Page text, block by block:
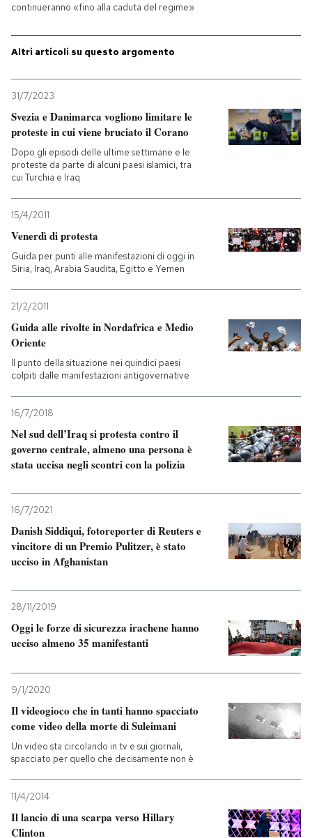
continueranno «fino alla caduta del regime»
Altri articoli su questo argomento
31/7/2023
Svezia e Danimarca vogliono limitare le
proteste in cui viene bruciato il Corano
Dopo gli episodi delle ultime settimane e le
proteste da parte di alcuni paesi islamici, tra
cui Turchia e Iraq
15/4/2011
Venerdì di protesta
Guida per punti alle manifestazioni di oggi in
Siria, Iraq, Arabia Saudita, Egitto e Yemen
21/2/2011
Guida alle rivolte in Nordafrica e Medio
Oriente
Il punto della situazione nei quindici paesi
colpiti dalle manifestazioni antigovernative
16/7/2018
Nel sud dell’Iraq si protesta contro il
governo centrale, almeno una persona è
stata uccisa negli scontri con la polizia
16/7/2021
Danish Siddiqui, fotoreporter di Reuters e
vincitore di un Premio Pulitzer, è stato
ucciso in Afghanistan
28/11/2019
Oggi le forze di sicurezza irachene hanno
ucciso almeno 35 manifestanti
9/1/2020
Il videogioco che in tanti hanno spacciato
come video della morte di Suleimani
Un video sta circolando in tv e sui giornali,
spacciato per quello che decisamente non è
11/4/2014
Il lancio di una scarpa verso Hillary
Clinton